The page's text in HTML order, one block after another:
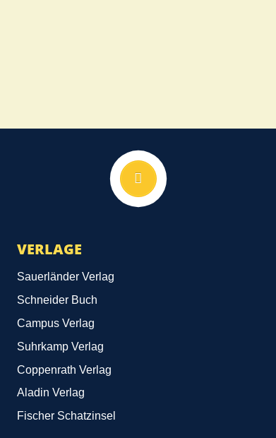
VERLAGE
Sauerländer Verlag
Schneider Buch
Campus Verlag
Suhrkamp Verlag
Coppenrath Verlag
Aladin Verlag
Fischer Schatzinsel